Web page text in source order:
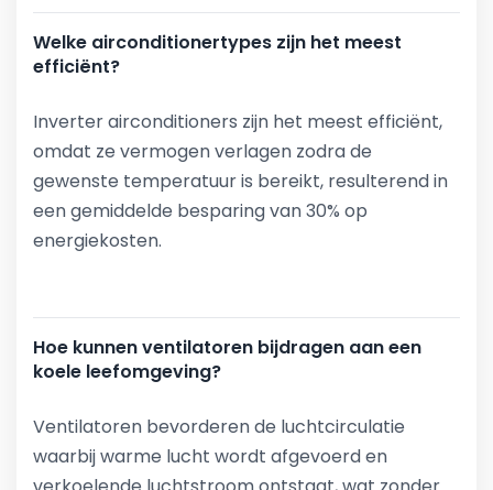
Welke airconditionertypes zijn het meest
efficiënt?
Inverter airconditioners zijn het meest efficiënt,
omdat ze vermogen verlagen zodra de
gewenste temperatuur is bereikt, resulterend in
een gemiddelde besparing van 30% op
energiekosten.
Hoe kunnen ventilatoren bijdragen aan een
koele leefomgeving?
Ventilatoren bevorderen de luchtcirculatie
waarbij warme lucht wordt afgevoerd en